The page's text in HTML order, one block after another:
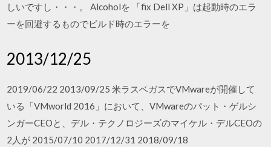
しいですし・・・。 Alcoholを 「fix Dell XP」は起動時のエラ
ーを回避するものでビルド時のエラーを
2013/12/25
2019/06/22 2013/09/25 米ラスベガスでVMwareが開催して
いる「VMworld 2016」において、VMwareのパット・ゲルシ
ンガーCEOと、デル・テクノロジーズのマイケル・デルCEOの
2人が 2015/07/10 2017/12/31 2018/09/18